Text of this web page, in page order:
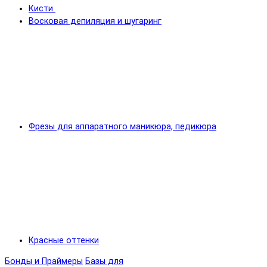
Кисти
Восковая депиляция и шугаринг
Фрезы для аппаратного маникюра, педикюра
Красные оттенки
Бонды и Праймеры Базы для